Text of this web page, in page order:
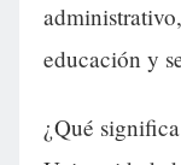
educación y
¿Qué